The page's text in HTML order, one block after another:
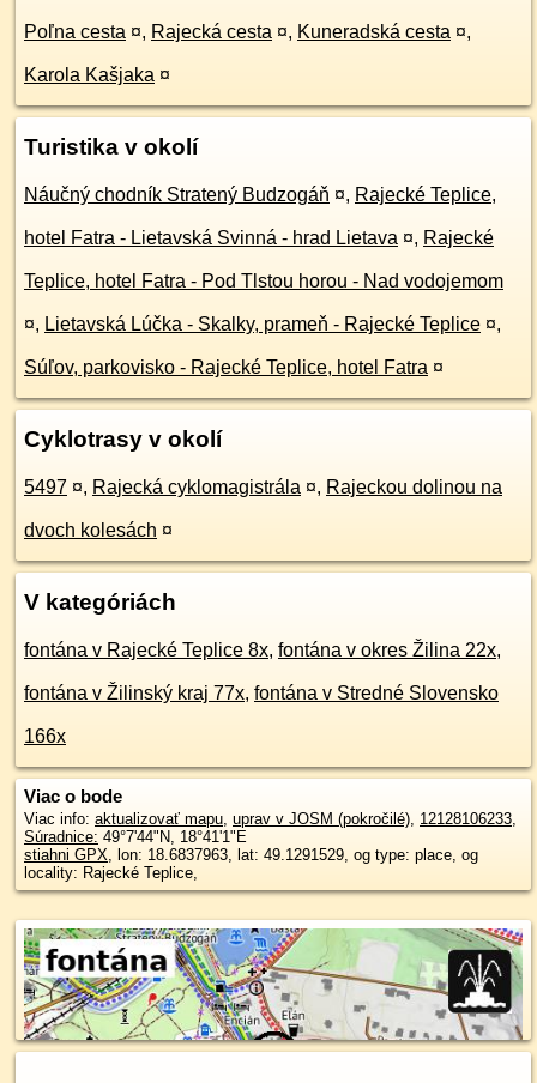
Poľna cesta ¤, Rajecká cesta ¤, Kuneradská cesta ¤,
Karola Kašjaka ¤
Turistika v okolí
Náučný chodník Stratený Budzogáň ¤, Rajecké Teplice,
hotel Fatra - Lietavská Svinná - hrad Lietava ¤, Rajecké
Teplice, hotel Fatra - Pod Tlstou horou - Nad vodojemom
¤, Lietavská Lúčka - Skalky, prameň - Rajecké Teplice ¤,
Súľov, parkovisko - Rajecké Teplice, hotel Fatra ¤
Cyklotrasy v okolí
5497 ¤, Rajecká cyklomagistrála ¤, Rajeckou dolinou na
dvoch kolesách ¤
V kategóriách
fontána v Rajecké Teplice 8x, fontána v okres Žilina 22x,
fontána v Žilinský kraj 77x, fontána v Stredné Slovensko
166x
Viac o bode
Viac info: aktualizovať mapu, uprav v JOSM (pokročilé), 12128106233,
Súradnice: 49°7'44"N, 18°41'1"E
stiahni GPX, lon: 18.6837963, lat: 49.1291529, og type: place, og
locality: Rajecké Teplice,